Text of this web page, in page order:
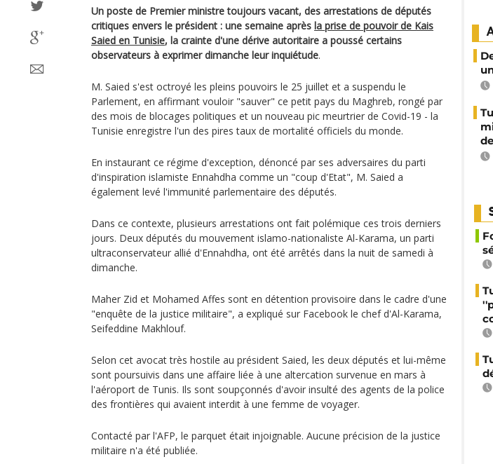
Un poste de Premier ministre toujours vacant, des arrestations de députés
critiques envers le président : une semaine après la prise de pouvoir de Kais
Saied en Tunisie, la crainte d'une dérive autoritaire a poussé certains
observateurs à exprimer dimanche leur inquiétude.
M. Saied s'est octroyé les pleins pouvoirs le 25 juillet et a suspendu le
Parlement, en affirmant vouloir "sauver" ce petit pays du Maghreb, rongé par
des mois de blocages politiques et un nouveau pic meurtrier de Covid-19 - la
Tunisie enregistre l'un des pires taux de mortalité officiels du monde.
En instaurant ce régime d'exception, dénoncé par ses adversaires du parti
d'inspiration islamiste Ennahdha comme un "coup d'Etat", M. Saied a
également levé l'immunité parlementaire des députés.
Dans ce contexte, plusieurs arrestations ont fait polémique ces trois derniers
jours. Deux députés du mouvement islamo-nationaliste Al-Karama, un parti
ultraconservateur allié d'Ennahdha, ont été arrêtés dans la nuit de samedi à
dimanche.
Maher Zid et Mohamed Affes sont en détention provisoire dans le cadre d'une
"enquête de la justice militaire", a expliqué sur Facebook le chef d'Al-Karama,
Seifeddine Makhlouf.
Selon cet avocat très hostile au président Saied, les deux députés et lui-même
sont poursuivis dans une affaire liée à une altercation survenue en mars à
l'aéroport de Tunis. Ils sont soupçonnés d'avoir insulté des agents de la police
des frontières qui avaient interdit à une femme de voyager.
Contacté par l'AFP, le parquet était injoignable. Aucune précision de la justice
militaire n'a été publiée.